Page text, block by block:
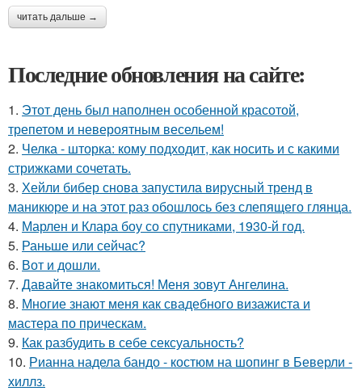
читать дальше →
Последние обновления на сайте:
1. Этот день был наполнен особенной красотой,
трепетом и невероятным весельем!
2. Челка - шторка: кому подходит, как носить и с какими
стрижками сочетать.
3. Хейли бибер снова запустила вирусный тренд в
маникюре и на этот раз обошлось без слепящего глянца.
4. Марлен и Клара боу со спутниками, 1930-й год.
5. Раньше или сейчас?
6. Вот и дошли.
7. Давайте знакомиться! Меня зовут Ангелина.
8. Многие знают меня как свадебного визажиста и
мастера по прическам.
9. Как разбудить в себе сексуальность?
10. Рианна надела бандо - костюм на шопинг в Беверли -
хиллз.